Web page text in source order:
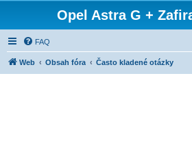
Opel Astra G +
FAQ
Web Obsah fóra Často kladené otázky